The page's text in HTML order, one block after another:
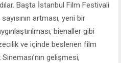
Başta İstanbul Film Festivali
artması, yeni bir
bienaller gibi
ve içinde beslenen film
gelişmesi,